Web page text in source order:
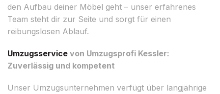
den Aufbau deiner Möbel geht – unser erfahrenes
Team steht dir zur Seite und sorgt für einen
reibungslosen Ablauf.
Umzugsservice von Umzugsprofi Kessler:
Zuverlässig und kompetent
Unser Umzugsunternehmen verfügt über langjährige